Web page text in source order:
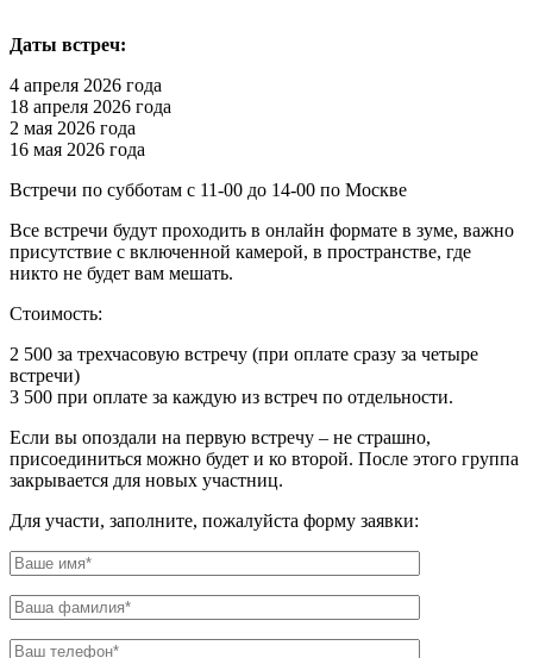
Даты встреч:
4 апреля 2026 года
18 апреля 2026 года
2 мая 2026 года
16 мая 2026 года
Встречи по субботам с 11-00 до 14-00 по Москве
Все встречи будут проходить в онлайн формате в зуме, важно
присутствие с включенной камерой, в пространстве, где
никто не будет вам мешать.
Стоимость:
2 500 за трехчасовую встречу (при оплате сразу за четыре
встречи)
3 500 при оплате за каждую из встреч по отдельности.
Если вы опоздали на первую встречу – не страшно,
присоединиться можно будет и ко второй. После этого группа
закрывается для новых участниц.
Для участи, заполните, пожалуйста форму заявки: